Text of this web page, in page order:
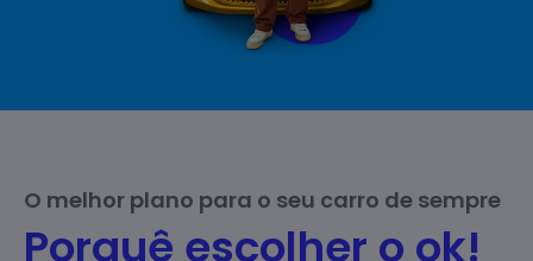
O melhor plano para o seu carro de sempre
Porquê escolher o ok!